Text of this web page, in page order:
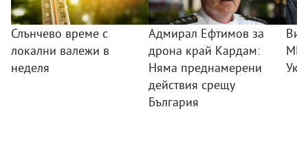
Слънчево време с
локални валежи в
неделя
Адмирал Ефтимов за
дрона край Кардам:
Няма преднамерени
действия срещу
България